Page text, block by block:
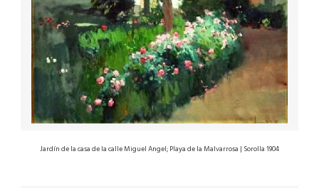
Jardín de la casa de la calle Miguel Angel; Playa de la Malvarrosa | Sorolla 1904